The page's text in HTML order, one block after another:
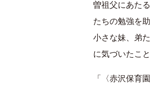
曽祖父にあた
たちの勉強を
小さな妹、弟
に気づいたこ
「〈赤沢保育